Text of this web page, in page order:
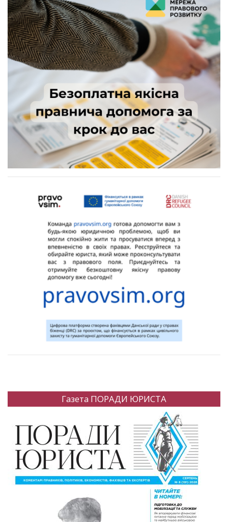
Газета ПОРАДИ ЮРИСТА